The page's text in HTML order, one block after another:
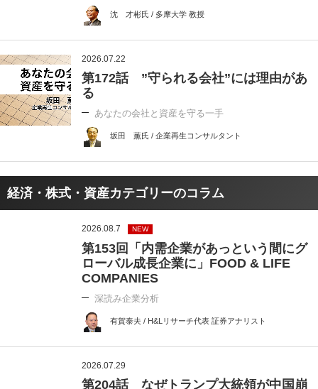
沈 才彬氏 / 多摩大学 教授
2026.07.22
第172話 ”守られる会社”には理由があ
る
あなたの会社と資産を守る一手
坂田 薫氏 / 企業再生コンサルタント
経済・株式・資産カテゴリーのコラム
2026.08.7 NEW
第153回「内需企業があっという間にグ
ローバル成長企業に」FOOD & LIFE
COMPANIES
深読み企業分析
有賀泰夫 / H&Lリサーチ代表 証券アナリスト
2026.07.29
第204話 なぜトランプ大統領が中国崩